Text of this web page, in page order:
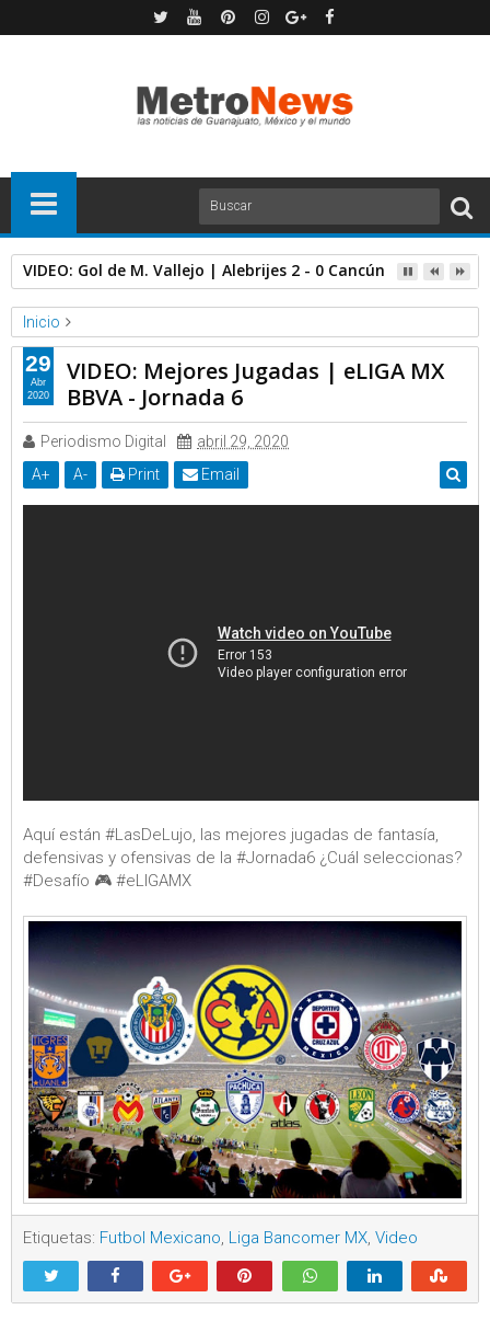
VIDEO: Gol de M. Vallejo | Alebrijes 2 - 0 Cancún | Jornada 1
Inicio
Futbol Mexicano
Liga Bancomer MX
Video
VIDEO: Mejores Jugadas | eLIGA MX BBVA - Jornada 6
VIDEO: Mejores Jugadas | eLIGA MX
BBVA - Jornada 6
Periodismo Digital
abril 29, 2020
A+ A- Print Email
Aquí están #LasDeLujo, las mejores jugadas de fantasía,
defensivas y ofensivas de la #Jornada6 ¿Cuál seleccionas?
#Desafío 🎮 #eLIGAMX
Etiquetas: Futbol Mexicano, Liga Bancomer MX, Video
29
Abr
2020